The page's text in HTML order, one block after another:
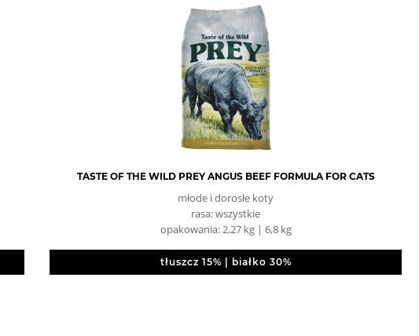
TASTE OF THE WILD PREY ANGUS BEEF FORMULA FOR CATS
młode i dorosłe koty
rasa: wszystkie
opakowania: 2,27 kg | 6,8 kg
tłuszcz 15% | białko 30%